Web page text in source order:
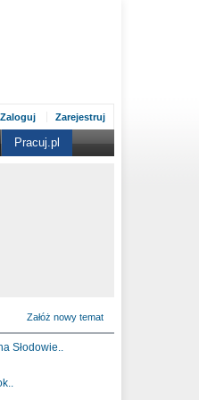
Zaloguj Zarejestruj
Pracuj.pl
Załóż nowy temat
Słodowie..